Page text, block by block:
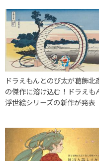
ドラえもんとのび太が葛飾北
の傑作に溶け込む！ドラえも
浮世絵シリーズの新作が発表